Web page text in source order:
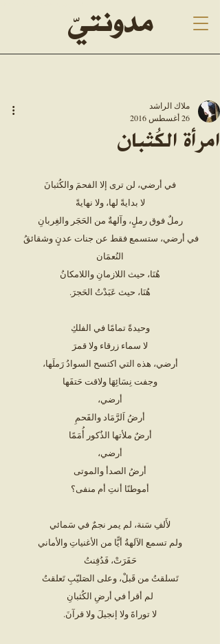
مدونتيّ
امرأة الكُثبان
ملاك الراشد
26 أغسطس 2016
في أرضي، لن ترى إلا الفحمَ والكُثبانَ
لا بدايةً لها، ولا نهايةً
رملٌ فوق رملٍ، وآلهةٌ من الحَجَر والغِربانِ
في أرضي، ستسمع فقط عن جنات عدنٍ وشقائقُ
النُعمَان
هُنَا، حيث اللازمانِ واللامكانُ
هُنَا، حيث عَبَدْتُ الحَجرَ.
وحيدةً تمامًا في الفلكِ
لا سماء زرقاء ولا قمرَ
أرضي، هذه التي اكتسح السوادُ رَملَها،
وجفت نِسَائِهَا ولاقت حَتفَها
أرضي،
أرضُ اَلرَّمَاد والفَحمِ
أرضٌ ملأتها الذُكور أُمَمًا
أرضي،
أرضُ الصدأ والموتى
أموطنًا أنتِ أم منفى؟
لأَلفِ سَنة، لم يمر نجمٌ في سَمائي
ولم تسمع الآلهةُ أيًّا من الأغنياتِ والأماني
حَفَرَتْ، فَدُفِنتُ
تَسلقتُ من قَبلْ، وعلى الصَليّبِ تَعلقتُ
لم أقرأ في أرضِ الكُثبانِ
لا توراةَ ولا إنجيلَ ولا قرآنَ.